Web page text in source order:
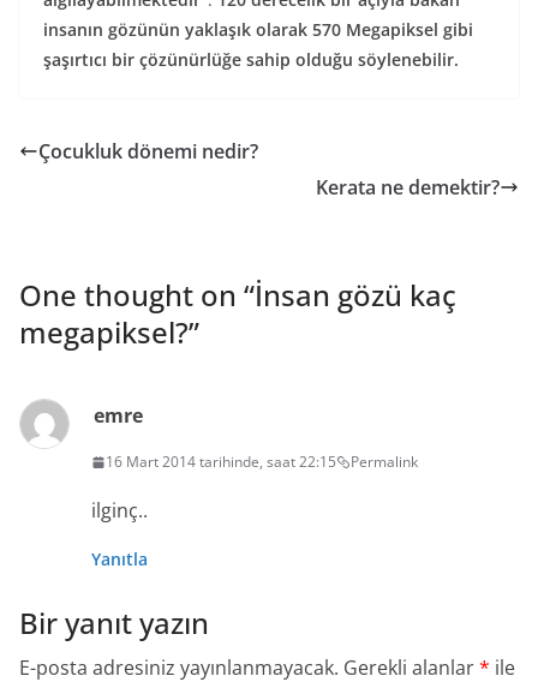
insanın gözünün yaklaşık olarak 570 Megapiksel gibi
şaşırtıcı bir çözünürlüğe sahip olduğu söylenebilir.
Çocukluk dönemi nedir?
Kerata ne demektir?
One thought on “İnsan gözü kaç
megapiksel?”
emre
16 Mart 2014 tarihinde, saat 22:15 Permalink
ilginç..
Yanıtla
Bir yanıt yazın
E-posta adresiniz yayınlanmayacak. Gerekli alanlar* ile